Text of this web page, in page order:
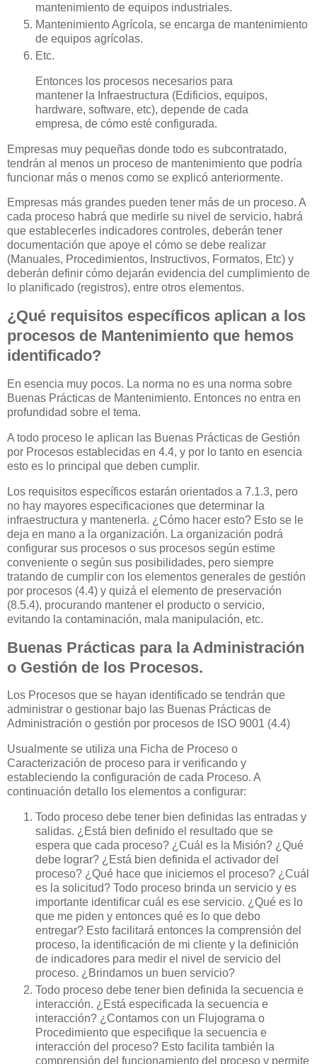
mantenimiento de equipos industriales.
Mantenimiento Agrícola, se encarga de mantenimiento
de equipos agrícolas.
Etc.
Entonces los procesos necesarios para
mantener la Infraestructura (Edificios, equipos,
hardware, software, etc), depende de cada
empresa, de cómo esté configurada.
Empresas muy pequeñas donde todo es subcontratado,
tendrán al menos un proceso de mantenimiento que podría
funcionar más o menos como se explicó anteriormente.
Empresas más grandes pueden tener más de un proceso. A
cada proceso habrá que medirle su nivel de servicio, habrá
que establecerles indicadores controles, deberán tener
documentación que apoye el cómo se debe realizar
(Manuales, Procedimientos, Instructivos, Formatos, Etc) y
deberán definir cómo dejarán evidencia del cumplimiento de
lo planificado (registros), entre otros elementos.
¿Qué requisitos específicos aplican a los
procesos de Mantenimiento que hemos
identificado?
En esencia muy pocos. La norma no es una norma sobre
Buenas Prácticas de Mantenimiento. Entonces no entra en
profundidad sobre el tema.
A todo proceso le aplican las Buenas Prácticas de Gestión
por Procesos establecidas en 4.4, y por lo tanto en esencia
esto es lo principal que deben cumplir.
Los requisitos específicos estarán orientados a 7.1.3, pero
no hay mayores especificaciones que determinar la
infraestructura y mantenerla. ¿Cómo hacer esto? Esto se le
deja en mano a la organización. La organización podrá
configurar sus procesos o sus procesos según estime
conveniente o según sus posibilidades, pero siempre
tratando de cumplir con los elementos generales de gestión
por procesos (4.4) y quizá el elemento de preservación
(8.5.4), procurando mantener el producto o servicio,
evitando la contaminación, mala manipulación, etc.
Buenas Prácticas para la Administración
o Gestión de los Procesos.
Los Procesos que se hayan identificado se tendrán que
administrar o gestionar bajo las Buenas Prácticas de
Administración o gestión por procesos de ISO 9001 (4.4)
Usualmente se utiliza una Ficha de Proceso o
Caracterización de proceso para ir verificando y
estableciendo la configuración de cada Proceso. A
continuación detallo los elementos a configurar:
Todo proceso debe tener bien definidas las entradas y
salidas. ¿Está bien definido el resultado que se
espera que cada proceso? ¿Cuál es la Misión? ¿Qué
debe lograr? ¿Está bien definida el activador del
proceso? ¿Qué hace que iniciemos el proceso? ¿Cuál
es la solicitud? Todo proceso brinda un servicio y es
importante identificar cuál es ese servicio. ¿Qué es lo
que me piden y entonces qué es lo que debo
entregar? Esto facilitará entonces la comprensión del
proceso, la identificación de mi cliente y la definición
de indicadores para medir el nivel de servicio del
proceso. ¿Brindamos un buen servicio?
Todo proceso debe tener bien definida la secuencia e
interacción. ¿Está especificada la secuencia e
interacción? ¿Contamos con un Flujograma o
Procedimiento que especifique la secuencia e
interacción del proceso? Esto facilita también la
comprensión del funcionamiento del proceso y permite